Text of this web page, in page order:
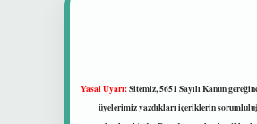
Yasal Uyarı:Sitemiz, 5651 Sayılı Kanun
üyelerimiz yazdıkları içeriklerin